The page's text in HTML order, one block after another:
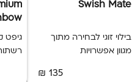
Swish Mate
בילוי זוגי לבחירה מתוך
מגוון אפשרויות
135 ₪
גיפט